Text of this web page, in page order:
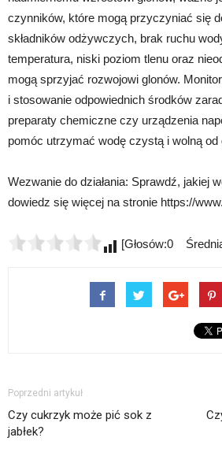
czynników, które mogą przyczyniać się
składników odżywczych, brak ruchu
temperatura, niski poziom tlenu oraz
mogą sprzyjać rozwojowi glonów.
i stosowanie odpowiednich środków
preparaty chemiczne czy urządzenia
pomóc utrzymać wodę czystą i wolną od
Wezwanie do działania: Sprawdź, jakiej
dowiedz się więcej na stronie https://
[Głosów:0
Poprzedni artykuł
Czy cukrzyk może pić sok z
jabłek?